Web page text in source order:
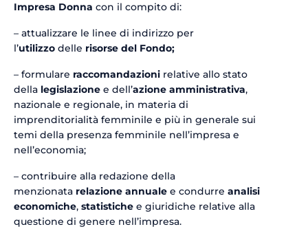
Impresa Donna con il compito di:
– attualizzare le linee di indirizzo per
l’utilizzo delle risorse del Fondo;
– formulare raccomandazioni relative allo stato
della legislazione e dell’azione amministrativa,
nazionale e regionale, in materia di
imprenditorialità femminile e più in generale sui
temi della presenza femminile nell’impresa e
nell’economia;
– contribuire alla redazione della
menzionata relazione annuale e condurre analisi
economiche, statistiche e giuridiche relative alla
questione di genere nell’impresa.